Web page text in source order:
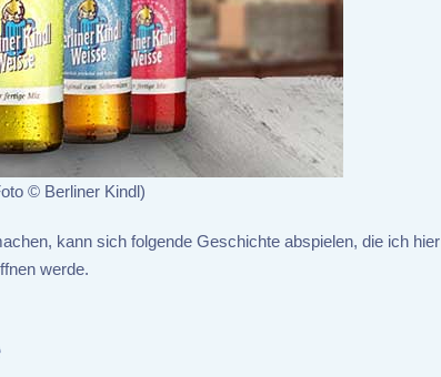
© Berliner Kindl)
kann sich folgende Geschichte abspielen, die ich hier
werde.